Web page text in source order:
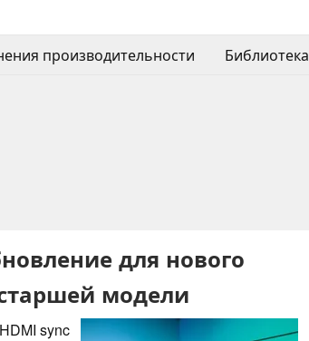
производительности Библиотека
для нового
модели
sync